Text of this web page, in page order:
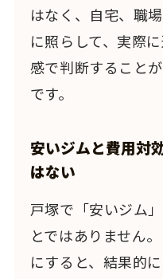
はなく、自宅、職
に照らして、実際
感で判断すること
です。
安いジムと費用対
はない
戸塚で「安いジム
とではありません
にすると、結果的